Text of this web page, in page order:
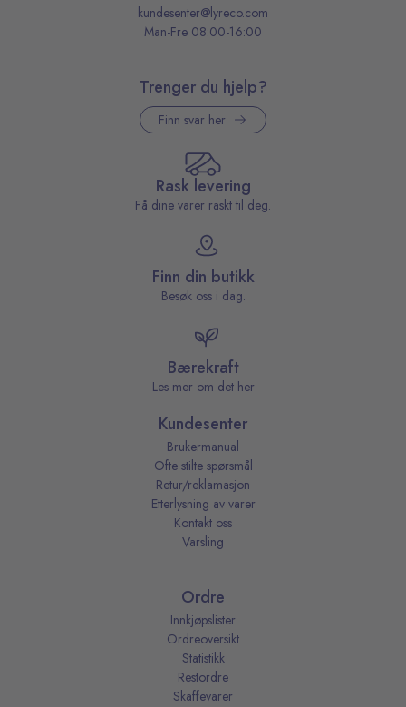
kundesenter@lyreco.com
Man-Fre 08:00-16:00
Trenger du hjelp?
Finn svar her
Rask levering
Få dine varer raskt til deg.
Finn din butikk
Besøk oss i dag.
Bærekraft
Les mer om det her
Kundesenter
Brukermanual
Ofte stilte spørsmål
Retur/reklamasjon
Etterlysning av varer
Kontakt oss
Varsling
Ordre
Innkjøpslister
Ordreoversikt
Statistikk
Restordre
Skaffevarer